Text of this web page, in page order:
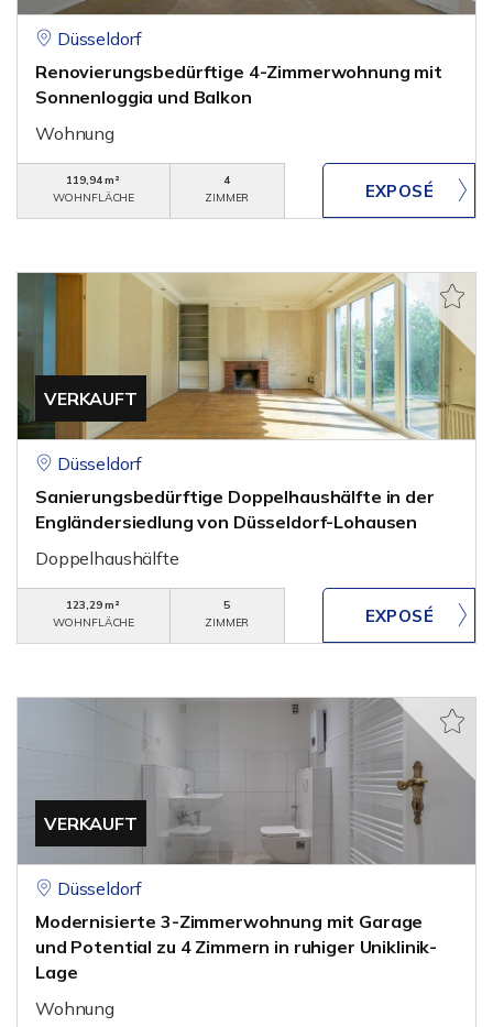
Düsseldorf
Renovierungsbedürftige 4-Zimmerwohnung mit
Sonnenloggia und Balkon
Wohnung
119,94 m²
WOHNFLÄCHE
4
ZIMMER
VERKAUFT
Düsseldorf
Sanierungsbedürftige Doppelhaushälfte in der
Engländersiedlung von Düsseldorf-Lohausen
Doppelhaushälfte
123,29 m²
WOHNFLÄCHE
5
ZIMMER
VERKAUFT
Düsseldorf
Modernisierte 3-Zimmerwohnung mit Garage
und Potential zu 4 Zimmern in ruhiger Uniklinik-
Lage
Wohnung